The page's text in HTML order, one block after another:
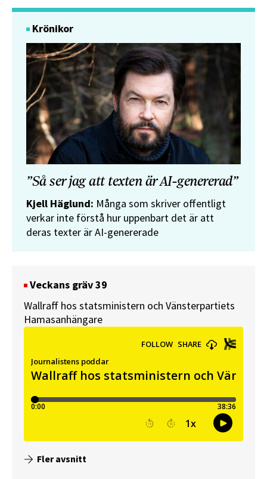
Krönikor
”Så ser jag att texten är AI-genererad”
Kjell Häglund: Många som skriver offentligt
verkar inte förstå hur uppenbart det är att
deras texter är AI-genererade
Veckans gräv 39
Wallraff hos statsministern och Vänsterpartiets
Hamasanhängare
Fler avsnitt